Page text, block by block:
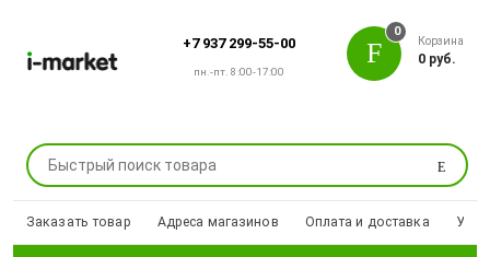
+7 937 299-55-00
пн.-пт. 8:00-17:00
Поиск
0
Корзина
0 руб.
Заказать товар Адреса магазинов Оплата и доставка